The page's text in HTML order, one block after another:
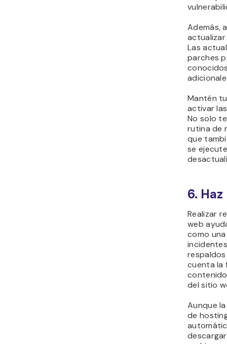
Además,
Las
parches
Mantén
activar
No solo
rutina de
que
se
6.
Realizar
web
como
cuenta la
del sitio
Aunque
de